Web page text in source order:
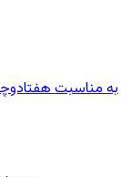
به مناسبت هفتادوچهارمین